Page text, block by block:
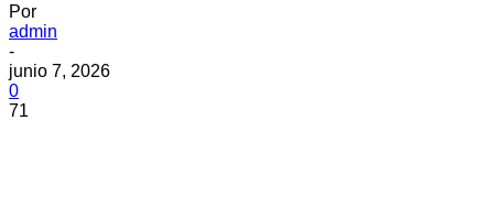
Por
admin
-
junio 7, 2026
0
71